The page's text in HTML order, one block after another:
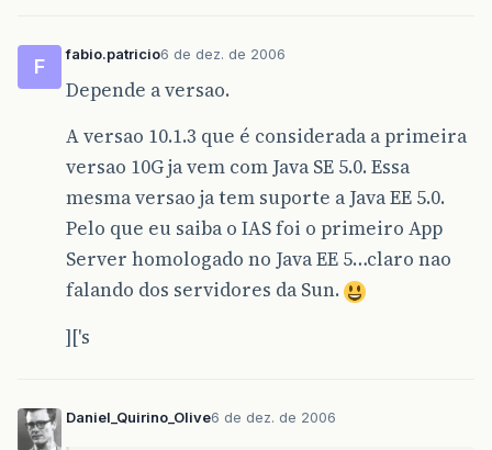
F
fabio.patricio6 de dez. de 2006
Depende a versao.
A versao 10.1.3 que é considerada a primeira
versao 10G ja vem com Java SE 5.0. Essa
mesma versao ja tem suporte a Java EE 5.0.
Pelo que eu saiba o IAS foi o primeiro App
Server homologado no Java EE 5…claro nao
falando dos servidores da Sun.
]['s
Daniel_Quirino_Olive6 de dez. de 2006